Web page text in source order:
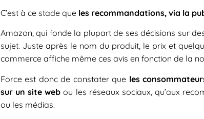
C’est à ce stade que les recommandations, via la
Amazon, qui fonde la plupart de ses décisions sur
sujet. Juste après le nom du produit, le prix et
commerce affiche même ces avis en fonction de la
Force est donc de constater que les
sur un site web ou les réseaux sociaux, qu’aux
ou les médias.